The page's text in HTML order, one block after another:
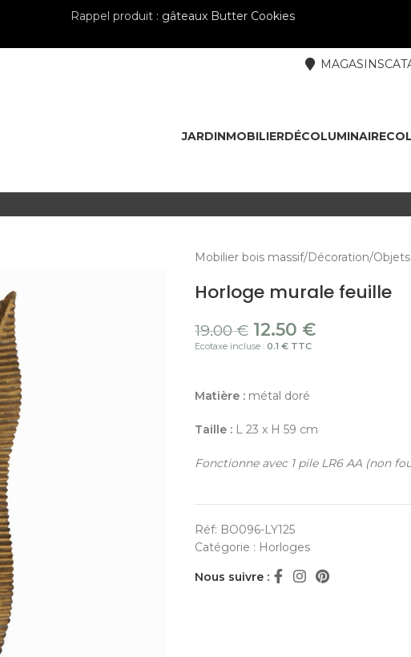
Rappel produit : gâteaux Butter Cookies
MAGASINS
JARDINMOBILIERDÉCOLUMINAIRE
Mobilier bois massif Décoration
Horloge murale feuille
19.00€ 12.50 €
Ecotaxe incluse :0.1 € TTC
Matière :métal doré
Taille :L 23 x H 59 cm
Fonctionne avec 1 pile LR6 AA (non
Réf: BO096-LY125
Catégorie : Horloges
Nous suivre :